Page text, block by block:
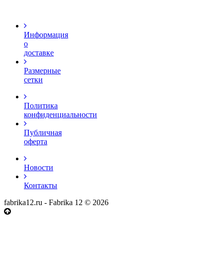
Информация
о
доставке
Размерные
сетки
Политика
конфиденциальности
Публичная
оферта
Новости
Контакты
fabrika12.ru - Fabrika 12 © 2026